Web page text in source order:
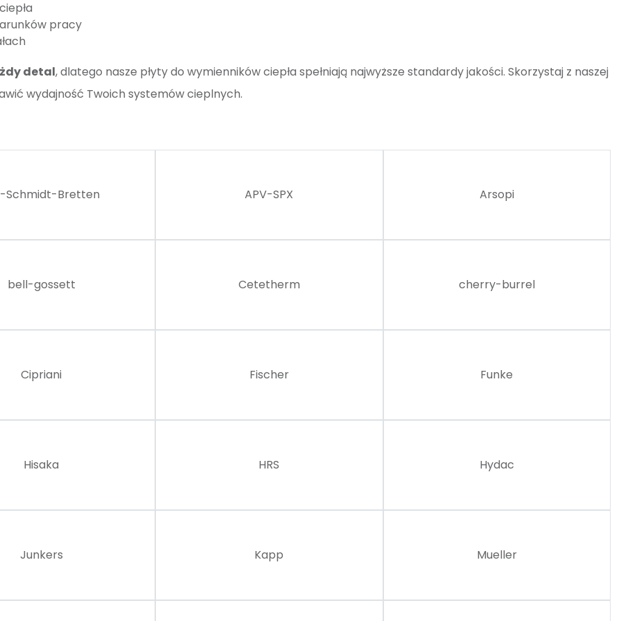
pracy
detal, dlatego nasze płyty do wymienników ciepła spełniają najwyższe standardy jakości. Skorzystaj z naszej
wydajność Twoich systemów cieplnych.
Schmidt-Bretten APV-SPX Arsopi
bell-gossett Cetetherm cherry-burrel
Cipriani Fischer Funke
Hisaka HRS Hydac
Junkers Kapp Mueller